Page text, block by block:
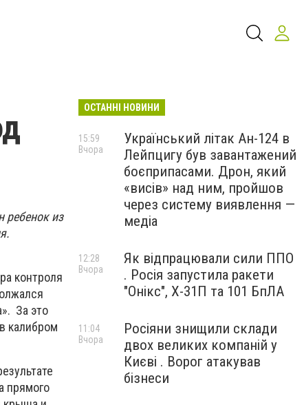
ребенок из
контроля
За это
калибром
прямого
ОСТАННІ НОВИНИ
Український літак Ан-124 в
Лейпцигу був завантажений
боєприпасами. Дрон, який
«висів» над ним, пройшов
через систему виявлення —
медіа
15:59
Вчора
Як відпрацювали сили ППО
. Росія запустила ракети
"Онікс", Х-31П та 101 БпЛА
12:28
Вчора
Росіяни знищили склади
двох великих компаній у
Києві . Ворог атакував
бізнеси
11:04
Вчора